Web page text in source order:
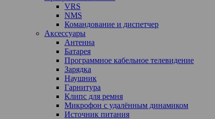
VRS
NMS
Командование и диспетчер
Аксессуары
Антенна
Батарея
Программное кабельное телевидение
Зарядка
Наушник
Гарнитура
Клипс для ремня
Микрофон с удалённым динамиком
Источник питания